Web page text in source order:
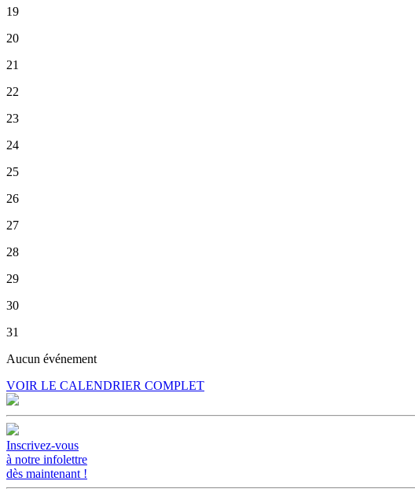
19
20
21
22
23
24
25
26
27
28
29
30
31
Aucun événement
VOIR LE CALENDRIER COMPLET
Inscrivez-vous
à notre infolettre
dès maintenant !